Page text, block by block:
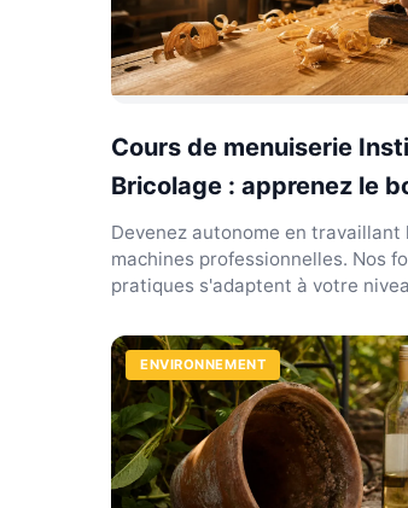
Cours de menuiserie
Bricolage : apprenez le
Devenez autonome en travaillant
machines professionnelles. Nos
pratiques s'adaptent à votre
ENVIRONNEMENT